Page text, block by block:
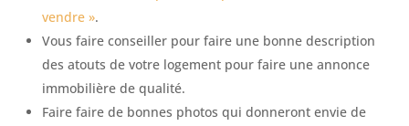
vendre ».
Vous faire conseiller pour faire une bonne description
des atouts de votre logement pour faire une annonce
immobilière de qualité.
Faire faire de bonnes photos qui donneront envie de